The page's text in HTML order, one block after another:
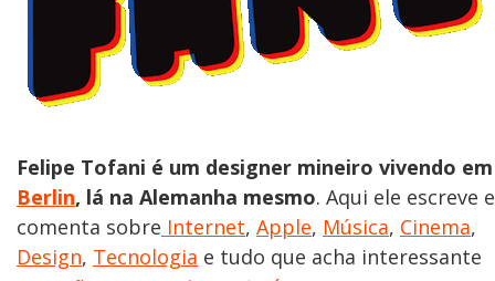
Felipe Tofani é um designer mineiro vivendo em
Berlin, lá na Alemanha mesmo. Aqui ele escreve e
comenta sobre Internet, Apple, Música, Cinema,
Design, Tecnologia e tudo que acha interessante